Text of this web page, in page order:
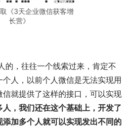
《3天企业微信获客增
长营》
人，以前个人微信是无法实现用
信就提供了这样的接口，可以实现
，我们还在这个基础上，开发了
加多个人就可以实现发出不同的